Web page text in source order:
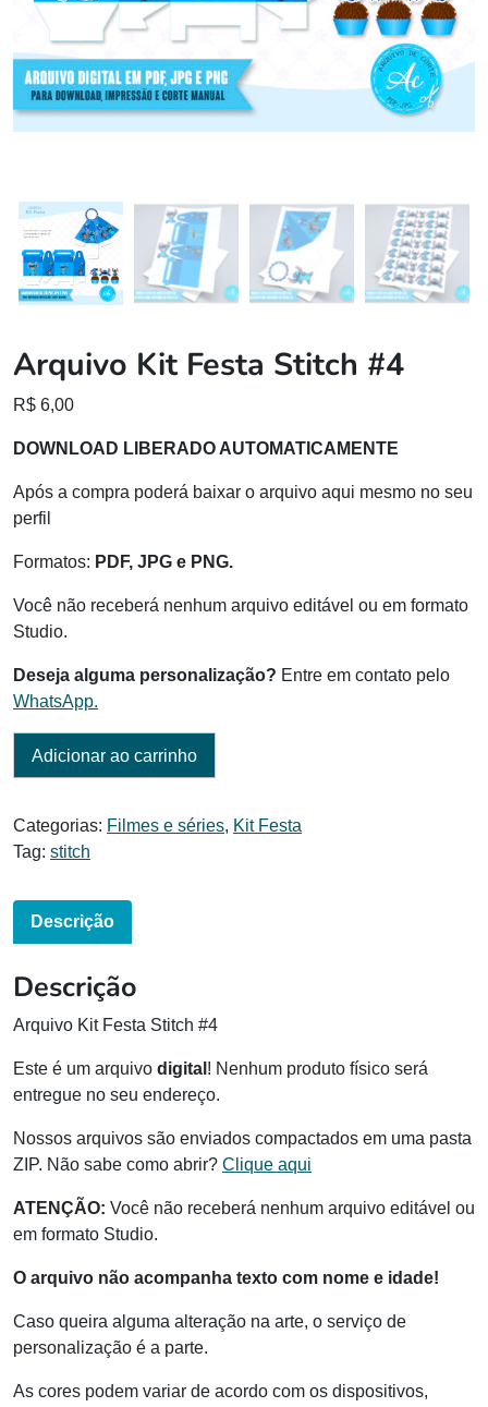
Arquivo Kit Festa Stitch #4
R$ 6,00
DOWNLOAD LIBERADO AUTOMATICAMENTE
Após a compra poderá baixar o arquivo aqui mesmo no seu
perfil
Formatos: PDF, JPG e PNG.
Você não receberá nenhum arquivo editável ou em formato
Studio.
Deseja alguma personalização? Entre em contato pelo
WhatsApp.
Adicionar ao carrinho
Categorias: Filmes e séries, Kit Festa
Tag: stitch
Descrição
Descrição
Arquivo Kit Festa Stitch #4
Este é um arquivo digital ! Nenhum produto físico será
entregue no seu endereço.
Nossos arquivos são enviados compactados em uma pasta
ZIP. Não sabe como abrir? Clique aqui
ATENÇÃO: Você não receberá nenhum arquivo editável ou
em formato Studio.
O arquivo não acompanha texto com nome e idade!
Caso queira alguma alteração na arte, o serviço de
personalização é a parte.
As cores podem variar de acordo com os dispositivos,